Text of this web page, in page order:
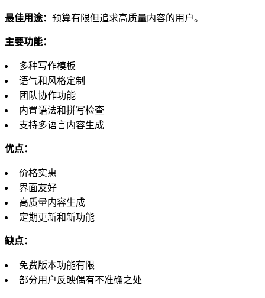
最佳用途： 预算有限但追求高质量内容的用户。
主要功能：
多种写作模板
语气和风格定制
团队协作功能
内置语法和拼写检查
支持多语言内容生成
优点：
价格实惠
界面友好
高质量内容生成
定期更新和新功能
缺点：
免费版本功能有限
部分用户反映偶有不准确之处